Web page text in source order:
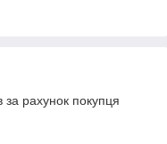
рахунок покупця